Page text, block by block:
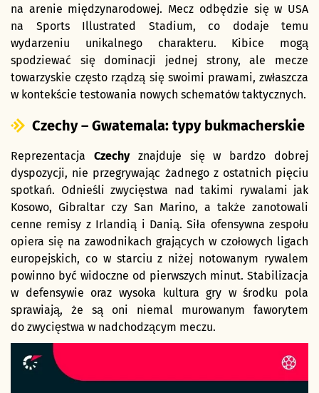
na arenie międzynarodowej. Mecz odbędzie się w USA
na Sports Illustrated Stadium, co dodaje temu
wydarzeniu unikalnego charakteru. Kibice mogą
spodziewać się dominacji jednej strony, ale mecze
towarzyskie często rządzą się swoimi prawami, zwłaszcza
w kontekście testowania nowych schematów taktycznych.
Czechy – Gwatemala: typy bukmacherskie
Reprezentacja Czechyznajduje się w bardzo dobrej
dyspozycji, nie przegrywając żadnego z ostatnich pięciu
spotkań. Odnieśli zwycięstwa nad takimi rywalami jak
Kosowo, Gibraltar czy San Marino, a także zanotowali
cenne remisy z Irlandią i Danią. Siła ofensywna zespołu
opiera się na zawodnikach grających w czołowych ligach
europejskich, co w starciu z niżej notowanym rywalem
powinno być widoczne od pierwszych minut. Stabilizacja
w defensywie oraz wysoka kultura gry w środku pola
sprawiają, że są oni niemal murowanym faworytem
do zwycięstwa w nadchodzącym meczu.